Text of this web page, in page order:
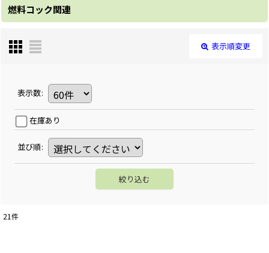
燃料コック関連
表示順変更
表示数:
在庫あり
並び順:
絞り込む
21件